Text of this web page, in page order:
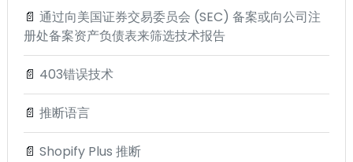
📄 通过向美国证券交易委员会 (SEC) 备案或向公司注
册处备案资产负债表来筛选技术报告
📄 403错误技术
📄 推断语言
📄 Shopify Plus 推断